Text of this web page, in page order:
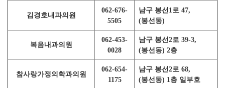
김경호내과의원
062-676-
5505
남구 봉선1로 47,
(봉선동)
복음내과의원
062-453-
0028
남구 봉선2로 39-3,
(봉선동) 2층
참사랑가정의학과의원
062-654-
1175
남구 봉선2로 68,
(봉선동) 1층 일부호